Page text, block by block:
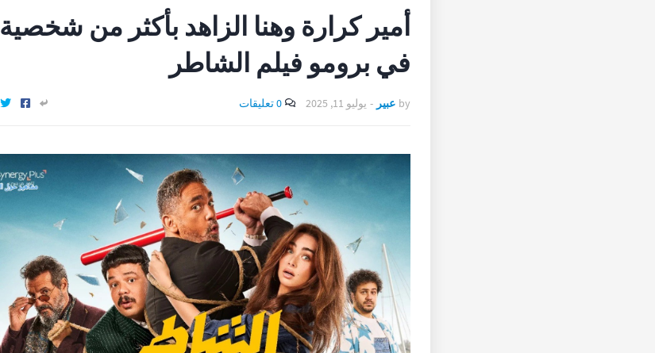
أمير كرارة وهنا الزاهد بأكثر من شخصية
في برومو فيلم الشاطر
by عبير - يوليو 11, 2025 0 تعليقات